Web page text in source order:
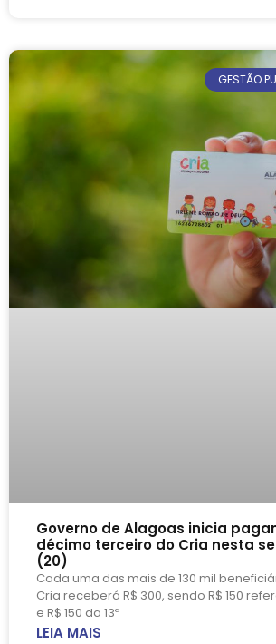
GESTÃO
Governo de Alagoas inicia
décimo terceiro do Cria nesta
(20)
Cada uma das mais de 130 mil
Cria receberá R$ 300, sendo R$ 150
e R$ 150 da 13ª
LEIA MAIS